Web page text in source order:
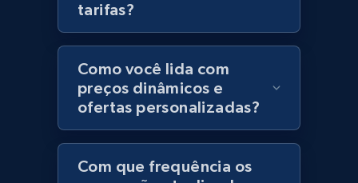
Best Buy products
URL, Product id, Title, Images, Final price,
Currency, Discount, Initial price, and more.
tarifas?
Como você lida com
preços dinâmicos e
ofertas personalizadas?
Com que frequência os